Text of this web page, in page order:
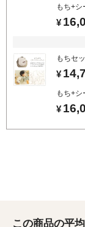
もち+シ
¥
もちセ
¥
もち+シ
¥